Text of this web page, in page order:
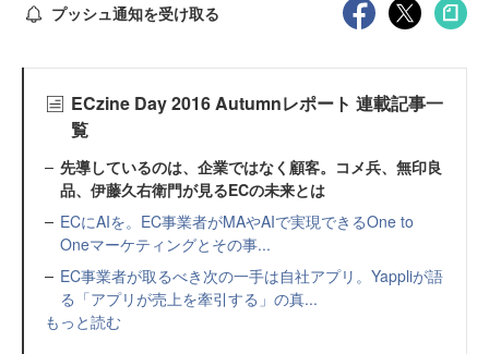
プッシュ通知を受け取る
ECzine Day 2016 Autumnレポート 連載記事一
覧
先導しているのは、企業ではなく顧客。コメ兵、無印良
品、伊藤久右衛門が見るECの未来とは
ECにAIを。EC事業者がMAやAIで実現できるOne to
Oneマーケティングとその事...
EC事業者が取るべき次の一手は自社アプリ。Yappliが語
る「アプリが売上を牽引する」の真...
もっと読む